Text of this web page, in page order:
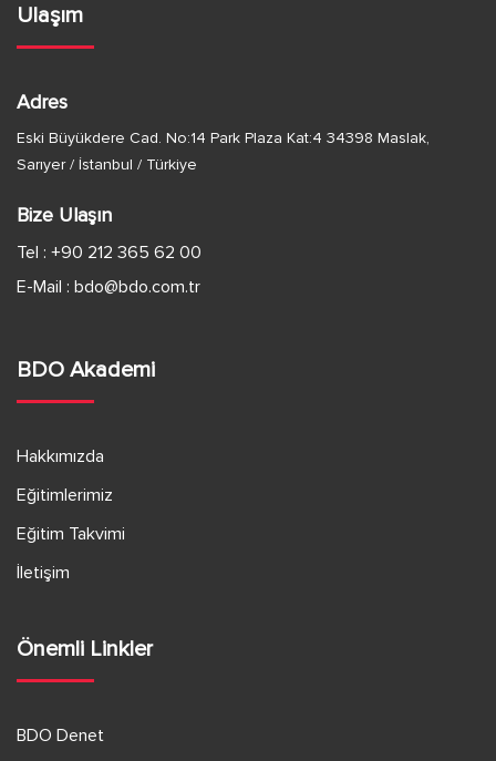
Ulaşım
Adres
Eski Büyükdere Cad. No:14 Park Plaza Kat:4 34398 Maslak,
Sarıyer / İstanbul / Türkiye
Bize Ulaşın
Tel : +90 212 365 62 00
E-Mail : bdo@bdo.com.tr
BDO Akademi
Hakkımızda
Eğitimlerimiz
Eğitim Takvimi
İletişim
Önemli Linkler
BDO Denet